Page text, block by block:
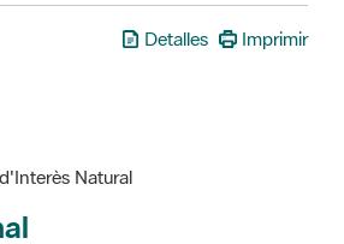
Natural
relativament gran, no modificat